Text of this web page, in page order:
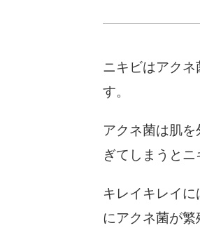
ニキビはアク
す。
アクネ菌は肌
ぎてしまうとニ
キレイキレイ
にアクネ菌が繁